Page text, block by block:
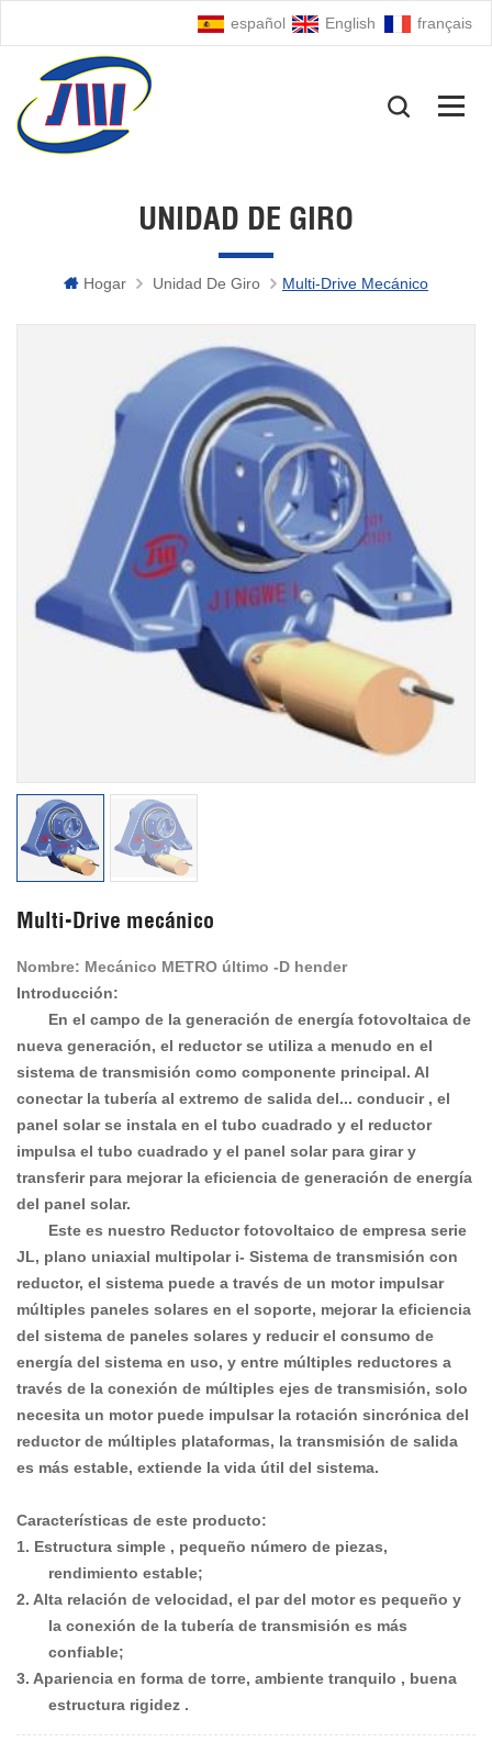
español English français
UNIDAD DE GIRO
Hogar Unidad De Giro Multi-Drive Mecánico
Multi-Drive mecánico
Nombre: Mecánico METRO último -D hender
Introducción:
En el campo de la generación de energía fotovoltaica de
nueva generación, el reductor se utiliza a menudo en el
sistema de transmisión como componente principal. Al
conectar la tubería al extremo de salida del... conducir , el
panel solar se instala en el tubo cuadrado y el reductor
impulsa el tubo cuadrado y el panel solar para girar y
transferir para mejorar la eficiencia de generación de energía
del panel solar.
Estees nuestro Reductor fotovoltaico de empresa serie
JL, plano uniaxial multipolar i- Sistema de transmisión con
reductor, el sistema puede a través de un motor impulsar
múltiples paneles solares en el soporte, mejorar la eficiencia
del sistema de paneles solares y reducir el consumo de
energía del sistema en uso, y entre múltiples reductores a
través de la conexión de múltiples ejes de transmisión, solo
necesita un motor puede impulsar la rotación sincrónica del
reductor de múltiples plataformas, la transmisión de salida
es más estable, extiende la vida útil del sistema.
Características de este producto:
1. Estructura simple , pequeño número de piezas,
rendimiento estable;
2. Alta relación de velocidad, el par del motor es pequeño y
la conexión de la tubería de transmisión es más
confiable;
3. Apariencia en forma de torre, ambiente tranquilo , buena
estructura rigidez .